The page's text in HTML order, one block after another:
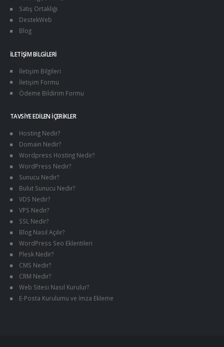
Satış Ortaklığı
DestekWeb
Blog
İLETIŞIM BILGILERI
İletişim Bilgileri
İletişim Formu
Ödeme Bildirim Formu
TAVSIYE EDILEN İÇERIKLER
Hosting Nedir?
Domain Nedir?
Wordpress Hosting Nedir?
WordPress Nedir?
Sunucu Nedir?
Bulut Sunucu Nedir?
VDS Nedir?
VPS Nedir?
SSL Nedir?
Blog Nasıl Açılır?
WordPress Seo Eklentileri
Plesk Nedir?
CMS Nedir?
CRM Nedir?
Web Sitesi Nasıl Kurulur?
E-Posta Kurulumu ve İmza Ekleme